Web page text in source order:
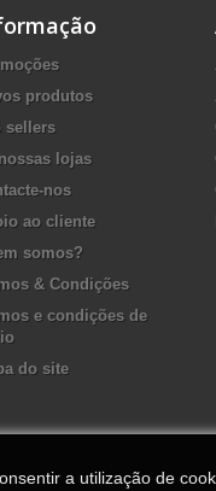
produtos
sellers
lojas
nos
ao cliente
somos?
& Condições
e condições de
do site
a utilização de